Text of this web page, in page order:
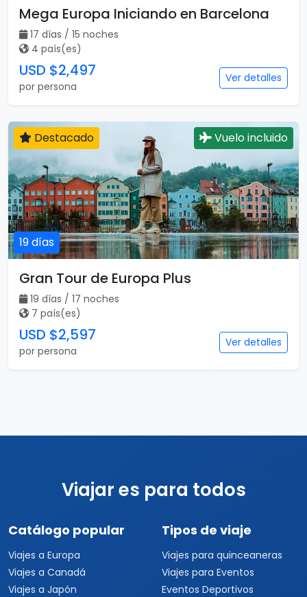
Mega Europa Iniciando en Barcelona
17 días / 15 noches
4 país(es)
USD $2,497
por persona
Ver detalles
19 días
Destacado Vuelo incluido
Gran Tour de Europa Plus
19 días / 17 noches
7 país(es)
USD $2,597
por persona
Ver detalles
Viajar es para todos
Catálogo popular
Viajes a Europa
Viajes a Canadá
Viajes a Japón
Tipos de viaje
Viajes para quinceaneras
Viajes para Eventos
Eventos Deportivos